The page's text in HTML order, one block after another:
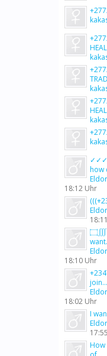
how
18:12 Uhr
۝∭ (+2347088322648) ۝∭ I
18:10 Uhr
join...
18:02 Uhr
I